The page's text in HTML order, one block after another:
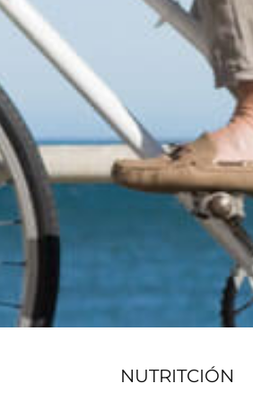
NUTRITCIÓN